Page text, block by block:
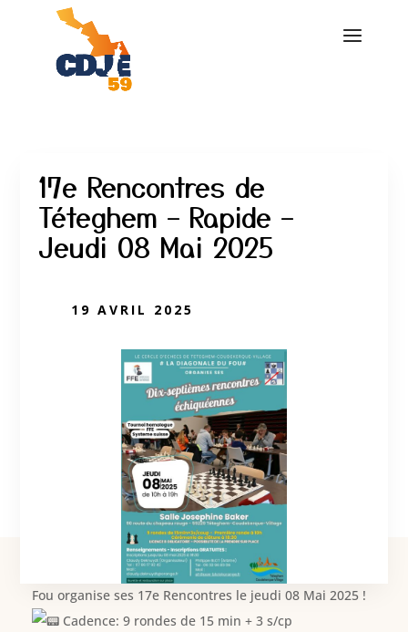
17e Rencontres de
Téteghem – Rapide –
Jeudi 08 Mai 2025
19 AVRIL 2025
Le club d’échecs de Téteghem – La Diagonale du
Fou organise ses 17e Rencontres le jeudi 08 Mai 2025 !
Cadence: 9 rondes de 15 min + 3 s/cp